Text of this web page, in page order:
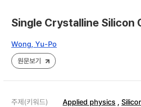
Single Crystalline Silicon
Wong, Yu-Po
원문보기
주제(키워드) Applied physics ,